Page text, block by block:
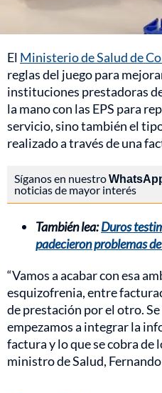
El Ministerio de Salud de
reglas del juego para
instituciones prestadoras
la mano con las EPS para
servicio, sino también el
realizado a través de una
Síganos en nuestro
noticias de mayor interés
También lea:Duros
padecieron problemas
“Vamos a acabar con esa
esquizofrenia, entre
de prestación por el otro.
empezamos a integrar la
factura y lo que se cobra de
ministro de Salud,